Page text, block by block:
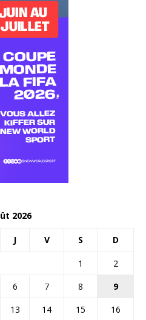
2026
J V S D
1
2
6 7 8
9
13 14 15
16